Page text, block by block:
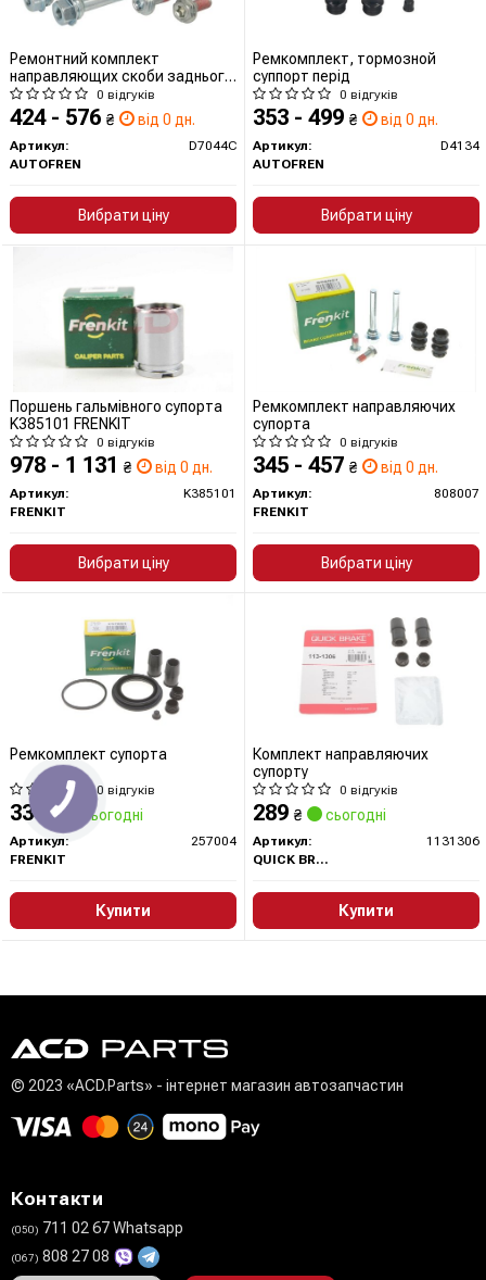
Ремонтний комплект
направляющих скоби заднього
суп
0 відгуків
424 - 576 ₴ від 0 дн.
Артикул:
D7044C
AUTOFREN
Вибрати ціну
Ремкомплект, тормозной
суппорт перід
0 відгуків
353 - 499 ₴ від 0 дн.
Артикул:
D4134
AUTOFREN
Вибрати ціну
Поршень гальмівного супорта
K385101 FRENKIT
0 відгуків
978 - 1 131 ₴ від 0 дн.
Артикул:
K385101
FRENKIT
Вибрати ціну
Ремкомплект направляючих
супорта
0 відгуків
345 - 457 ₴ від 0 дн.
Артикул:
808007
FRENKIT
Вибрати ціну
Ремкомплект супорта
0 відгуків
334₴ сьогодні
Артикул:
257004
FRENKIT
Купити
Комплект направляючих
супорту
0 відгуків
289 ₴ сьогодні
Артикул:
1131306
QUICK BRAKE
Купити
© 2023 «ACD.Parts» - інтернет магазин автозапчастин
Контакти
(050) 711 02 67 Whatsapp
(067) 808 27 08